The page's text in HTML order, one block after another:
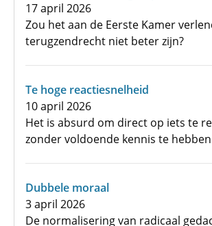
17 april 2026
Zou het aan de Eerste Kamer
terugzendrecht niet beter zijn?
Te hoge reactiesnelheid
10 april 2026
Het is absurd om direct op iets te
zonder voldoende kennis te
Dubbele moraal
3 april 2026
De normalisering van radicaal